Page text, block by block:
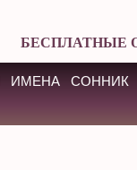
БЕСПЛАТНЫЕ
ИМЕНА СОННИК